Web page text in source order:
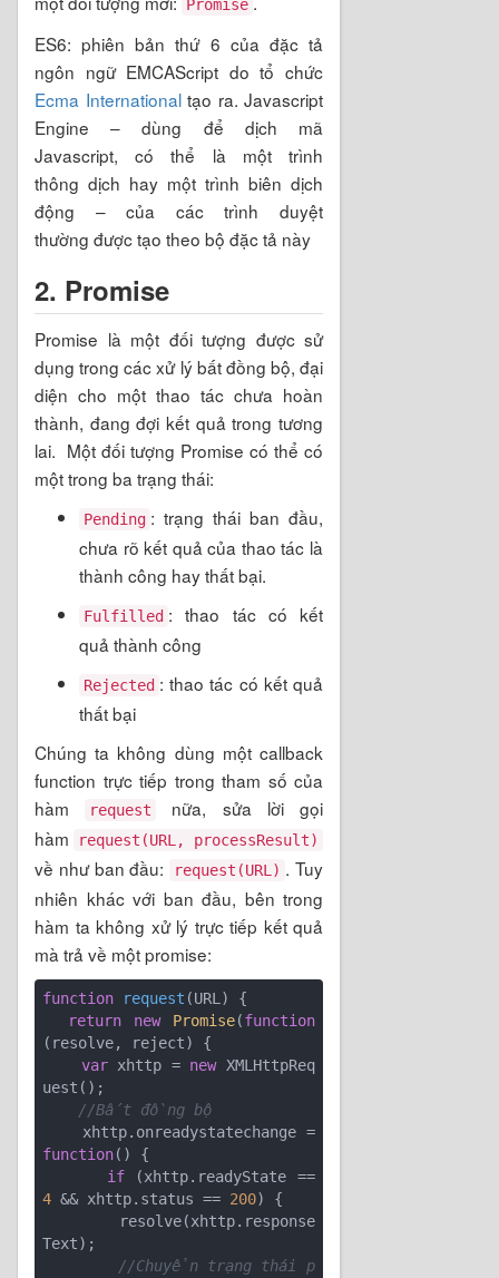
Promise
ES6: phiên bản thứ 6 của đặc tả
ngôn ngữ EMCAScript do tổ chức
Ecma Internationaltạo ra. Javascript
Engine – dùng để dịch mã
Javascript, có thể là một trình
thông dịch hay một trình biên dịch
động – của các trình duyệt
thường được tạo theo bộ đặc tả này
2. Promise
Promise là một đối tượng được sử
dụng trong các xử lý bất đồng bộ, đại
diện cho một thao tác chưa hoàn
thành, đang đợi kết quả trong tương
lai. Một đối tượng Promise có thể có
một trong ba trạng thái:
Pending : trạng thái ban đầu,
chưa rõ kết quả của thao tác là
thành công hay thất bại.
Fulfilled : thao tác có kết
quả thành công
Rejected : thao tác có kết quả
thất bại
Chúng ta không dùng một callback
function trực tiếp trong tham số của
hàm
request
nữa, sửa lời gọi
hàm
request(URL, processResult)
về như ban đầu: request(URL) . Tuy
nhiên khác với ban đầu, bên trong
hàm ta không xử lý trực tiếp kết quả
mà trả về một promise:
function request (URL ) {
return
new Promise(function
( resolve, reject) {
var xhttp = new XMLHttpReq
uest();
//Bất đồng bộ
    xhttp.onreadystatechange =
function( ) {
if
(xhttp.readyState ==
4 && xhttp.status == 200) {
Text);
//Chuyển trạng thái p